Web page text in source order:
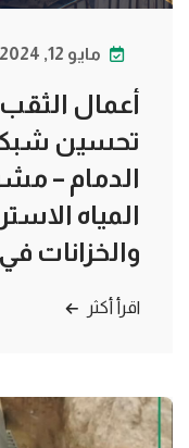
مايو 12, 2024
أعمال
تحسين
المياه
والخزانات
اقرأ أكثر